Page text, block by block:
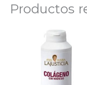
Productos